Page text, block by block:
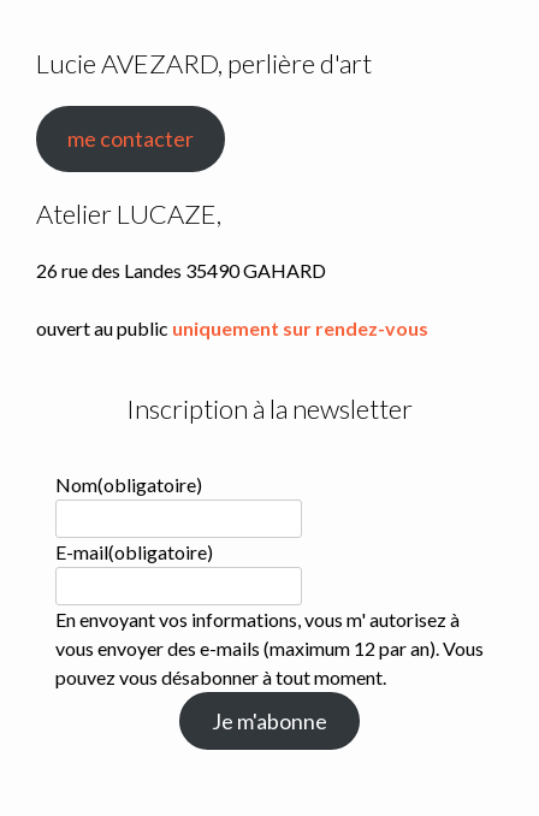
Lucie AVEZARD, perlière d'art
me contacter
Atelier LUCAZE,
26 rue des Landes 35490 GAHARD
ouvert au public uniquement sur rendez-vous
Inscription à la newsletter
Nom(obligatoire)
E-mail(obligatoire)
En envoyant vos informations, vous m' autorisez à
vous envoyer des e-mails (maximum 12 par an). Vous
pouvez vous désabonner à tout moment.
Je m'abonne